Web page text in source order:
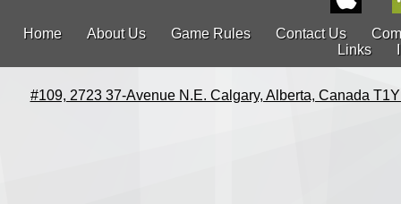
Home About Us Game Rules Contact Us
Links
#109, 2723 37-Avenue N.E. Calgary, Alberta, Canada